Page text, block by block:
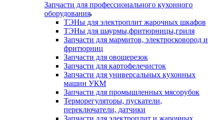
Запчасти для профессионального кухонного
оборудования
ТЭНы для электроплит жарочных шкафов
ТЭНы для шаурмы,фритюрницы,гриля
Запчасти для мармитов, электросковород и
фритюрниц
Запчасти для овощерезок
Запчасти для картофелечисток
Запчасти для универсальных кухонных
машин УКМ
Запчасти для промышленных мясорубок
Терморегуляторы, пускатели,
переключатели, датчики
Запчасти для электроплит и жарочных